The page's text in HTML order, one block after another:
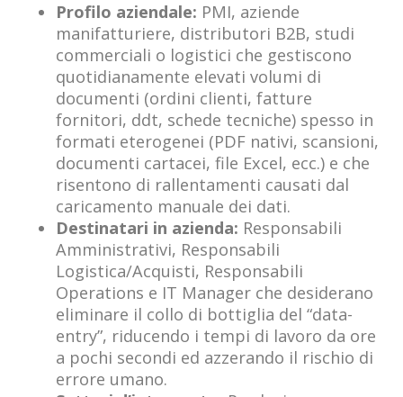
Profilo aziendale: PMI, aziende
manifatturiere, distributori B2B, studi
commerciali o logistici che gestiscono
quotidianamente elevati volumi di
documenti (ordini clienti, fatture
fornitori, ddt, schede tecniche) spesso in
formati eterogenei (PDF nativi, scansioni,
documenti cartacei, file Excel, ecc.) e che
risentono di rallentamenti causati dal
caricamento manuale dei dati.
Destinatari in azienda: Responsabili
Amministrativi, Responsabili
Logistica/Acquisti, Responsabili
Operations e IT Manager che desiderano
eliminare il collo di bottiglia del “data-
entry”, riducendo i tempi di lavoro da ore
a pochi secondi ed azzerando il rischio di
errore umano.